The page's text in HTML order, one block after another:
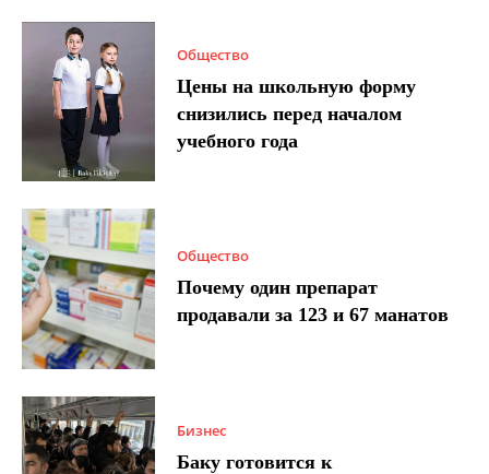
Общество
Цены на школьную форму
снизились перед началом
учебного года
Общество
Почему один препарат
продавали за 123 и 67 манатов
Бизнес
Баку готовится к